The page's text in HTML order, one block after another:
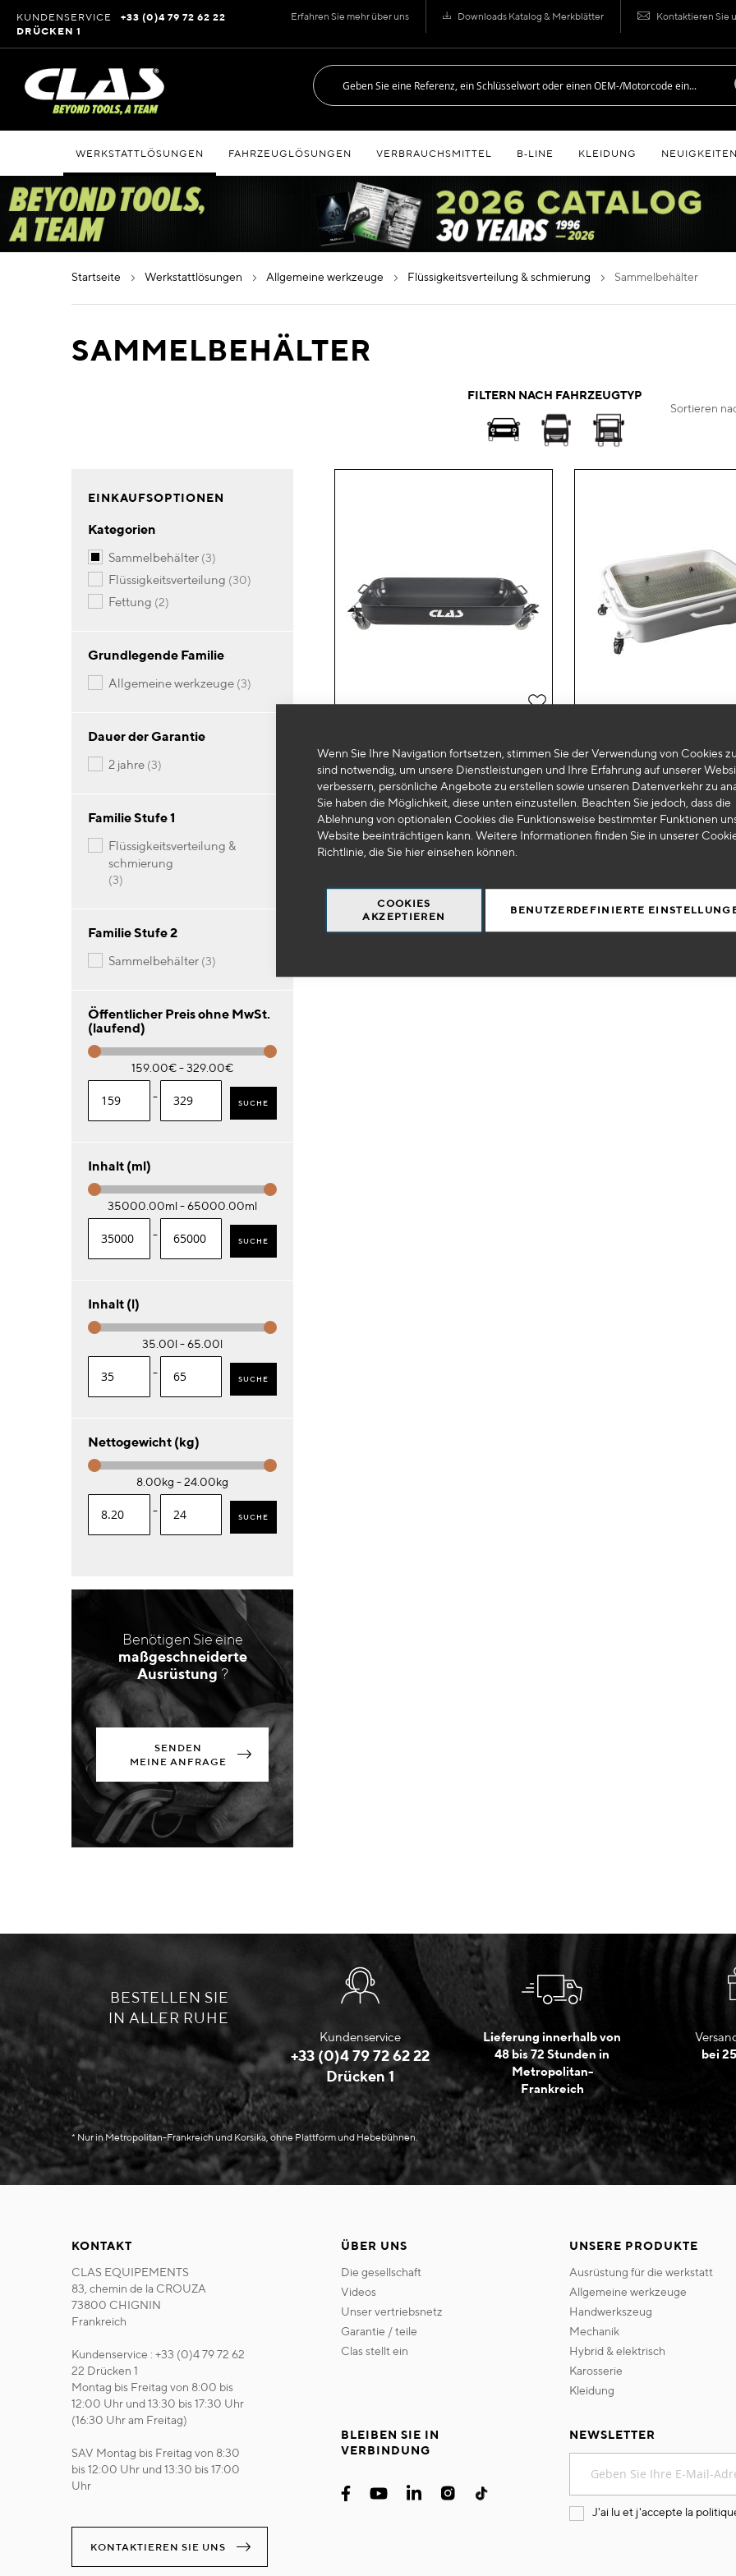
Wenn Sie Ihre Navigation fortsetzen, stimmen Sie der Verwendung von Cookies
sind notwendig, um unsere Dienstleistungen und Ihre Erfahrung auf unserer
verbessern, persönliche Angebote zu erstellen sowie unseren Datenverkehr zu
Sie haben die Möglichkeit, diese unten einzustellen. Beachten Sie jedoch, dass die
Ablehnung von optionalen Cookies die Funktionsweise bestimmter Funktionen
Website beeinträchtigen kann. Weitere Informationen finden Sie in unserer
Richtlinie, die Sie hiereinsehen können.
COOKIES
AKZEPTIEREN
BENUTZERDEFINIERTE
Erfahren Sie mehr über uns Downloads Katalog & Merkblätter Kontaktieren Sie
Inhalt
springen
KUNDENSERVICE
+33 (0)4 79 72 62 22
DRÜCKEN 1
WERKSTATTLÖSUNGEN FAHRZEUGLÖSUNGEN VERBRAUCHSMITTEL B‑LINE KLEIDUNG NEUIGKEITEN
startseite werkstattlösungen allgemeine werkzeuge flüssigkeitsverteilung & schmierung sammelbehälter
SAMMELBEHÄLTER
FILTERN NACH FAHRZEUGTYP
Sortieren
HU 0031
Sammelbehälter für Flüssigkeiten, 35 l
159 HT
- +
Zur
hinzufügen
HU 0033
Flüssigkeitsauffangwanne
l
- +
EINKAUFSOPTIONEN
Kategorien
sammelbehälter 3Artikel
flüssigkeitsverteilung 30Artikel
fettung 2Artikel
Grundlegende Familie
allgemeine werkzeuge 3Artikel
Dauer der Garantie
2 jahre 3Artikel
Familie Stufe 1
flüssigkeitsverteilung &
schmierung
3Artikel
Familie Stufe 2
sammelbehälter 3Artikel
Öffentlicher Preis ohne MwSt.
(laufend)
159.00€ - 329.00€
- SUCHE
Inhalt (ml)
35000.00ml - 65000.00ml
- SUCHE
Inhalt (l)
35.00l - 65.00l
- SUCHE
Nettogewicht (kg)
8.00kg - 24.00kg
- SUCHE
Benötigen Sie eine
maßgeschneiderte
Ausrüstung ?
SENDEN
MEINE ANFRAGE
BESTELLEN SIE
IN ALLER RUHE
Kundenservice
+33 (0)4 79 72 62 22
Drücken 1
Lieferung innerhalb von
48 bis 72 Stunden in
Metropolitan-
Frankreich
bei
* Nur in Metropolitan-Frankreich und Korsika, ohne Plattform und Hebebühnen.
KONTAKT
CLAS EQUIPEMENTS
83, chemin de la CROUZA
73800 CHIGNIN
Frankreich
Kundenservice : +33 (0)4 79 72 62
22 Drücken 1
Montag bis Freitag von 8:00 bis
12:00 Uhr und 13:30 bis 17:30 Uhr
(16:30 Uhr am Freitag)
SAV Montag bis Freitag von 8:30
bis 12:00 Uhr und 13:30 bis 17:00
Uhr
KONTAKTIEREN SIE UNS
ÜBER UNS
die gesellschaft
videos
unser vertriebsnetz
garantie / teile
clas stellt ein
UNSERE PRODUKTE
ausrüstung für die werkstatt
allgemeine werkzeuge
handwerkszeug
mechanik
hybrid & elektrisch
karosserie
kleidung
BLEIBEN SIE IN
VERBINDUNG
NEWSLETTER
sich
für
J'ai lu et j'accepte la